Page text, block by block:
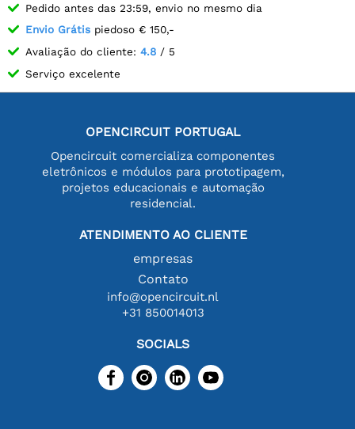
Pedido antes das 23:59, envio no mesmo dia
Envio Grátis piedoso € 150,-
Avaliação do cliente: 4.8 / 5
Serviço excelente
OPENCIRCUIT PORTUGAL
Opencircuit comercializa componentes
eletrônicos e módulos para prototipagem,
projetos educacionais e automação
residencial.
ATENDIMENTO AO CLIENTE
empresas
Contato
info@opencircuit.nl
+31 850014013
SOCIALS